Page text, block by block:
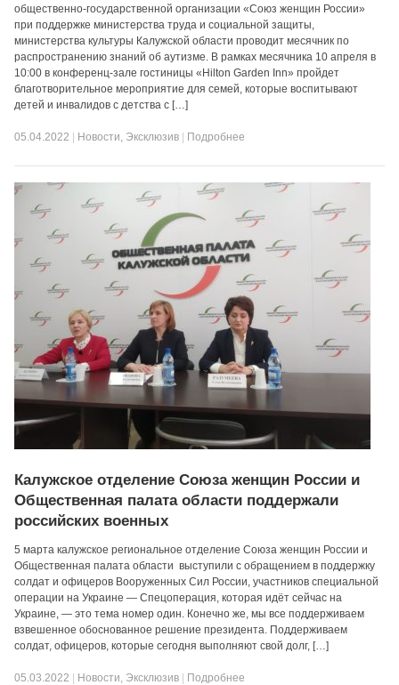
общественно-государственной организации «Союз женщин России»
при поддержке министерства труда и социальной защиты,
министерства культуры Калужской области проводит месячник по
распространению знаний об аутизме. В рамках месячника 10 апреля в
10:00 в конференц-зале гостиницы «Hilton Garden Inn» пройдет
благотворительное мероприятие для семей, которые воспитывают
детей и инвалидов с детства с […]
05.04.2022 Новости, Эксклюзив Подробнее
Калужское отделение Союза женщин России и
Общественная палата области поддержали
российских военных
5 марта калужское региональное отделение Союза женщин России и
Общественная палата области выступили с обращением в поддержку
солдат и офицеров Вооруженных Сил России, участников специальной
операции на Украине — Спецоперация, которая идёт сейчас на
Украине, — это тема номер один. Конечно же, мы все поддерживаем
взвешенное обоснованное решение президента. Поддерживаем
солдат, офицеров, которые сегодня выполняют свой долг, […]
05.03.2022 Новости, Эксклюзив Подробнее